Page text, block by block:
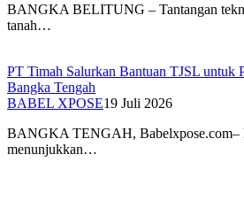
BANGKA BELITUNG – Tantangan
tanah…
PT Timah Salurkan Bantuan TJSL untuk
Bangka Tengah
BABEL XPOSE19 Juli 2026
BANGKA TENGAH, Babelxpose.com–
menunjukkan…